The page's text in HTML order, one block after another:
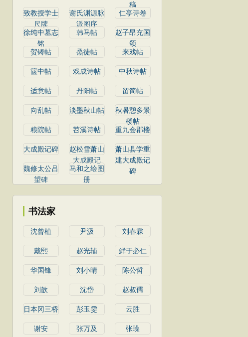
稿
致教授学士
尺牍
谢氏渊源脉
派图序
仁亭诗卷
徐纯中墓志
铭
韩马帖
赵子昂充国
颂
贺铸帖
烝徒帖 来戏帖
篋中帖 戏成诗帖 中秋诗帖
适意帖 丹阳帖 留简帖
向乱帖 淡墨秋山帖
秋暑憩多景
楼帖
粮院帖
苕溪诗帖 重九会郡楼
大成殿记碑
赵松雪萧山
大成殿记
萧山县学重
建大成殿记
碑
魏修太公吕
望碑
马和之绘图
册
书法家
沈曾植 尹汲 刘春霖
戴熙 赵光辅 鲜于必仁
华国锋 刘小晴 陈公哲
刘歆 沈岱 赵叔孺
日本冈三桥 彭玉雯 云胜
谢安 张万及 张璪